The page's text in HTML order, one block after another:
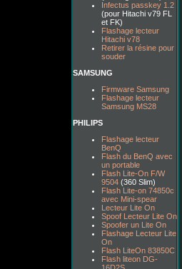
Infectus passkey 1.2
(pour Hitachi v79 FL
et FK)
Flashage lecteur
Hitachi v78
Retirer la résine pour
souder
SAMSUNG
Firmware Samsung
Flashage lecteur
Samsung MS28
PHILIPS
Flashage lecteur
BenQ
Flash du BenQ avec
un portable
Flash Lite-On F/W
9504 (360 Slim)
Flash Lite-on 74850c
avec Mini-spear
Lecteur Lite On
Spoof Lecteur Lite On
Spoofer un Lite On
Flashage Lecteur Lite
On
Flash LiteOn 83850C
Flash liteon DG-